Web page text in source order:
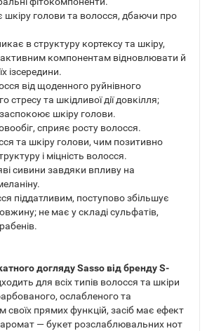
голови та волосся, дбаючи про
в структуру кортексу та шкіру,
компонентам відновлювати й
ізсередини.
від щоденного руйнівного
стресу та шкідливої дії довкілля;
шкіру голови.
сприяє росту волосся.
та шкіру голови, чим позитивно
і міцність волосся.
сивини завдяки впливу на
піддатливим, поступово збільшує
не має у складі сульфатів,
догляду Sasso від бренду S-
для всіх типів волосся та шкіри
ослабленого та
своїх прямих функцій, засіб має ефект
аромат — букет розслаблювальних нот